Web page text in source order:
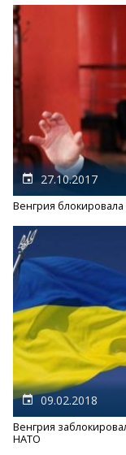
27.10.2017
Венгрия
09.02.2018
Венгрия
НАТО